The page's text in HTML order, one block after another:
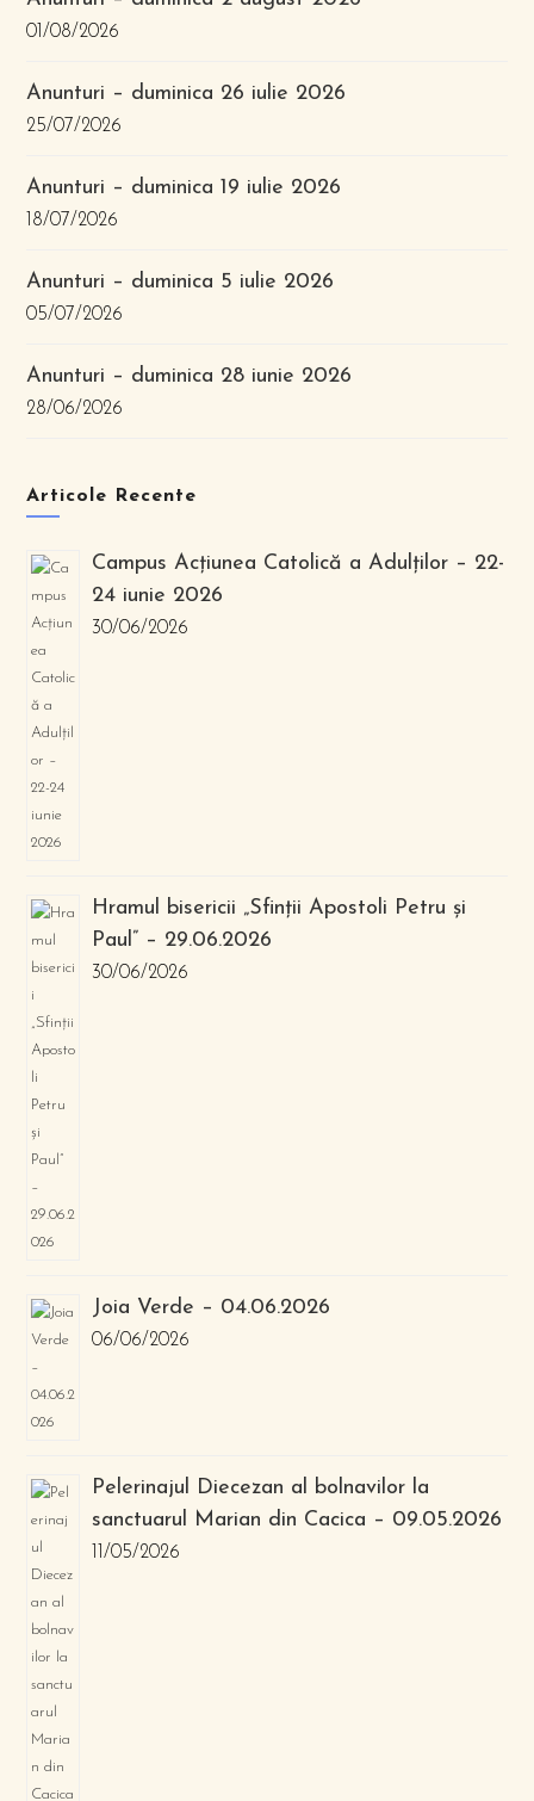
01/08/2026
Anunturi – duminica 26 iulie 2026
25/07/2026
Anunturi – duminica 19 iulie 2026
18/07/2026
Anunturi – duminica 5 iulie 2026
05/07/2026
Anunturi – duminica 28 iunie 2026
28/06/2026
Articole Recente
Campus Acțiunea Catolică a Adulților – 22-
24 iunie 2026
30/06/2026
Hramul bisericii „Sfinții Apostoli Petru și
Paul” – 29.06.2026
30/06/2026
Joia Verde – 04.06.2026
06/06/2026
Pelerinajul Diecezan al bolnavilor la
sanctuarul Marian din Cacica – 09.05.2026
11/05/2026